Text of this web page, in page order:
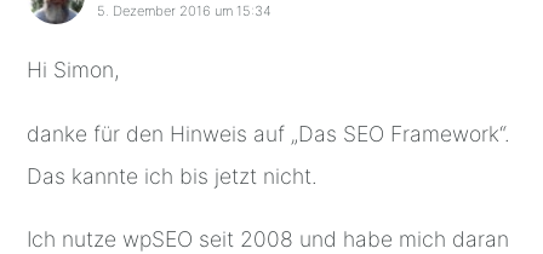
5. Dezember 2016 um 15:34
Hi Simon,
danke für den Hinweis auf „Das SEO Framework“.
Das kannte ich bis jetzt nicht.
Ich nutze wpSEO seit 2008 und habe mich daran